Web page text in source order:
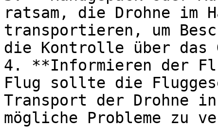
ratsam, die Drohne im
transportieren, um
die Kontrolle über das
4. **Informieren der
Flug sollte die
Transport der Drohne
mögliche Probleme zu